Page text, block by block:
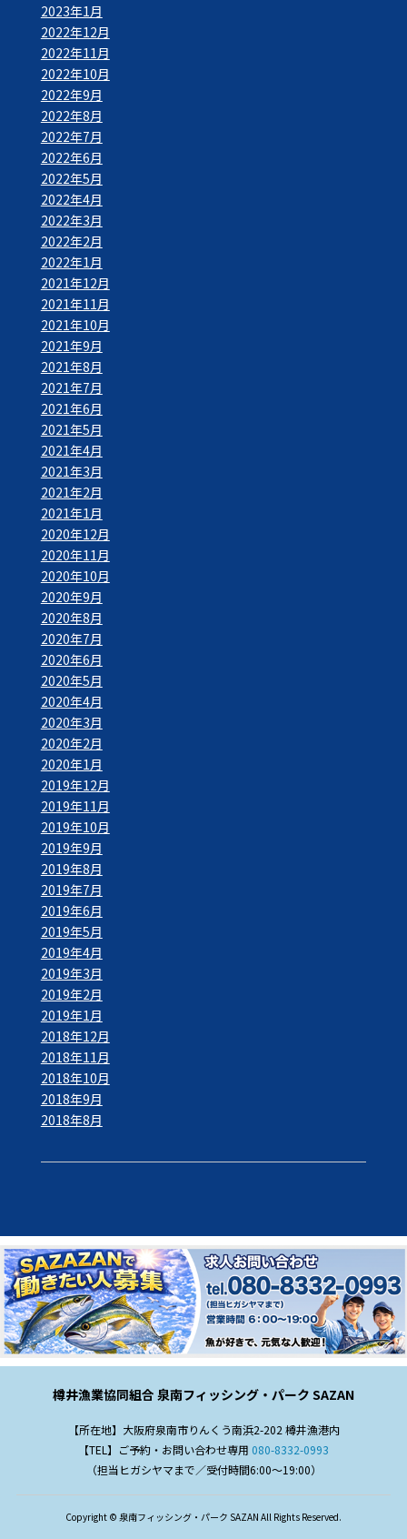
2023年1月
2022年12月
2022年11月
2022年10月
2022年9月
2022年8月
2022年7月
2022年6月
2022年5月
2022年4月
2022年3月
2022年2月
2022年1月
2021年12月
2021年11月
2021年10月
2021年9月
2021年8月
2021年7月
2021年6月
2021年5月
2021年4月
2021年3月
2021年2月
2021年1月
2020年12月
2020年11月
2020年10月
2020年9月
2020年8月
2020年7月
2020年6月
2020年5月
2020年4月
2020年3月
2020年2月
2020年1月
2019年12月
2019年11月
2019年10月
2019年9月
2019年8月
2019年7月
2019年6月
2019年5月
2019年4月
2019年3月
2019年2月
2019年1月
2018年12月
2018年11月
2018年10月
2018年9月
2018年8月
樽井漁業協同組合 泉南フィッシング・パーク SAZAN
【所在地】大阪府泉南市りんくう南浜2-202 樽井漁港内
【TEL】ご予約・お問い合わせ専用 080-8332-0993
（担当ヒガシヤマまで／受付時間6:00～19:00）
Copyright © 泉南フィッシング・パーク SAZAN All Rights Reserved.